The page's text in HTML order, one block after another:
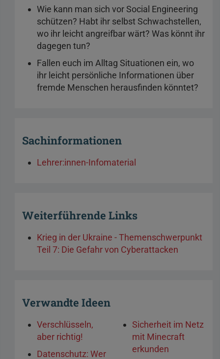
Wie kann man sich vor Social Engineering
schützen? Habt ihr selbst Schwachstellen,
wo ihr leicht angreifbar wärt? Was könnt ihr
dagegen tun?
Fallen euch im Alltag Situationen ein, wo
ihr leicht persönliche Informationen über
fremde Menschen herausfinden könntet?
Sachinformationen
Lehrer:innen-Infomaterial
Weiterführende Links
Krieg in der Ukraine - Themenschwerpunkt
Teil 7: Die Gefahr von Cyberattacken
Verwandte Ideen
Verschlüsseln,
aber richtig!
Datenschutz: Wer
Sicherheit im Netz
mit Minecraft
erkunden